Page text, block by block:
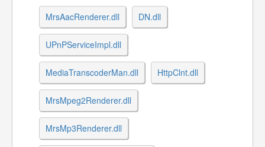
MrsAacRenderer.dll DN.dll
UPnPServiceImpl.dll
MediaTranscoderMan.dll HttpClnt.dll
MrsMpeg2Renderer.dll
MrsMp3Renderer.dll